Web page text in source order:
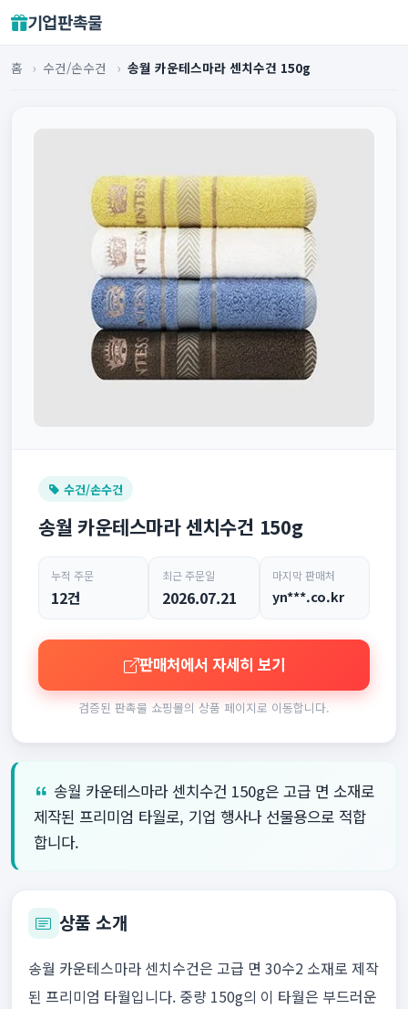
기업판촉물
홈 › 수건/손수건 › 송월 카운테스마라 센치수건 150g
수건/손수건
송월 카운테스마라 센치수건 150g
누적 주문
12건
최근 주문일
2026.07.21
마지막 판매처
yn***.co.kr
판매처에서 자세히 보기
검증된 판촉물 쇼핑몰의 상품 페이지로 이동합니다.
송월 카운테스마라 센치수건 150g은 고급 면 소재로
제작된 프리미엄 타월로, 기업 행사나 선물용으로 적합
합니다.
상품 소개
송월 카운테스마라 센치수건은 고급 면 30수2 소재로 제작
된 프리미엄 타월입니다. 중량 150g의 이 타월은 부드러운